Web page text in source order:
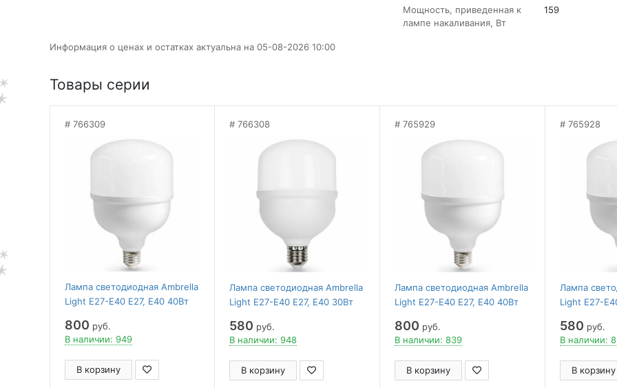
Мощность, приведенная к
лампе накаливания, Вт
159
Информация о ценах и остатках актуальна на 05-08-2026 10:00
Товары серии
766309
Лампа светодиодная Ambrella
Light E27-E40 E27, E40 40Вт
800 руб.
В наличии: 949
В корзину
766308
Лампа светодиодная Ambrella
Light E27-E40 E27, E40 30Вт
580 руб.
В наличии: 948
В корзину
765929
Лампа светодиодная Ambrella
Light E27-E40 E27, E40 40Вт
800 руб.
В наличии: 839
В корзину
765928
Лампа
Light E27-
580 руб.
В наличии:
В корзину